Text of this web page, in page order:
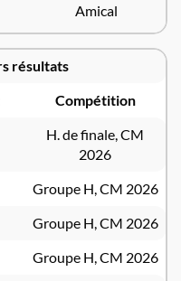
Amical
résultats
Compétition
H. de finale, CM
2026
Groupe H, CM 2026
Groupe H, CM 2026
Groupe H, CM 2026